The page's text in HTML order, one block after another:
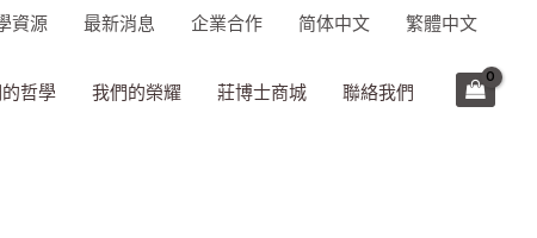
資源 最新消息 企業合作 简体中文 繁體中文
哲學 我們的榮耀 莊博士商城 聯絡我們